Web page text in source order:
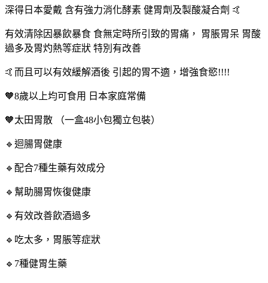
藥
包/
盒
量
深得日本愛戴 含有強力消化酵素 健胃劑及製酸凝合劑 🤙
有效清除因暴飲暴食 食無定時所引致的胃痛， 胃脹胃呆 胃酸
過多及胃灼熱等症狀 特別有改善
🤙而且可以有效緩解酒後 引起的胃不適，增強食慾!!!!
🧡8歲以上均可食用 日本家庭常備
🧡太田胃散 （一盒48小包獨立包裝）
🔹迴腸胃健康
🔹配合7種生藥有效成分
🔹幫助腸胃恢復健康
🔹有效改善飲酒過多
🔹吃太多，胃脹等症狀
🔹7種健胃生藥